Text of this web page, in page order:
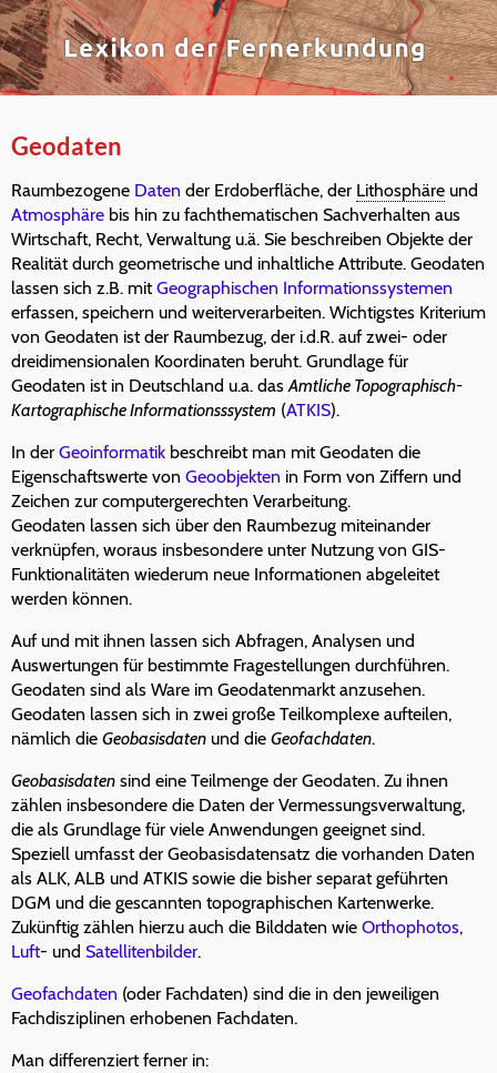
Geodaten
Raumbezogene Daten der Erdoberfläche, der Lithosphäre und
Atmosphäre bis hin zu fachthematischen Sachverhalten aus
Wirtschaft, Recht, Verwaltung u.ä. Sie beschreiben Objekte der
Realität durch geometrische und inhaltliche Attribute. Geodaten
lassen sich z.B. mitGeographischen Informationssystemen
erfassen, speichern und weiterverarbeiten. Wichtigstes Kriterium
von Geodaten ist der Raumbezug, der i.d.R. auf zwei- oder
dreidimensionalen Koordinaten beruht. Grundlage für
Geodaten ist in Deutschland u.a. dasAmtliche Topographisch-
Kartographische Informationsssystem (ATKIS).
In der Geoinformatik beschreibt man mit Geodaten die
Eigenschaftswerte von Geoobjekten in Form von Ziffern und
Zeichen zur computergerechten Verarbeitung.
Geodaten lassen sich über den Raumbezug miteinander
verknüpfen, woraus insbesondere unter Nutzung von GIS-
Funktionalitäten wiederum neue Informationen abgeleitet
werden können.
Auf und mit ihnen lassen sich Abfragen, Analysen und
Auswertungen für bestimmte Fragestellungen durchführen.
Geodaten sind als Ware im Geodatenmarkt anzusehen.
Geodaten lassen sich in zwei große Teilkomplexe aufteilen,
nämlich die Geobasisdaten und die Geofachdaten.
Geobasisdaten sind eine Teilmenge der Geodaten. Zu ihnen
zählen insbesondere die Daten der Vermessungsverwaltung,
die als Grundlage für viele Anwendungen geeignet sind.
Speziell umfasst der Geobasisdatensatz die vorhanden Daten
als ALK, ALB und ATKIS sowie die bisher separat geführten
DGM und die gescannten topographischen Kartenwerke.
Zukünftig zählen hierzu auch die Bilddaten wie Orthophotos,
Luft- und Satellitenbilder.
Geofachdaten (oder Fachdaten) sind die in den jeweiligen
Fachdisziplinen erhobenen Fachdaten.
Man differenziert ferner in: